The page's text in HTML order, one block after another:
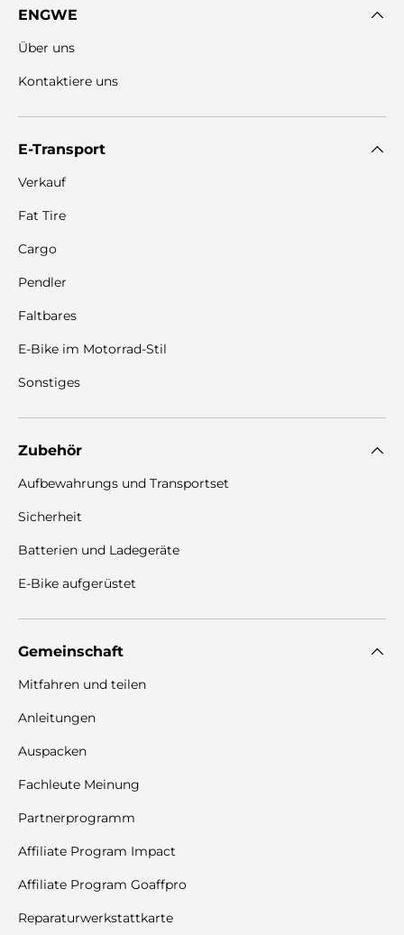
ENGWE
Über uns
Kontaktiere uns
E-Transport
Verkauf
Fat Tire
Cargo
Pendler
Faltbares
E-Bike im Motorrad-Stil
Sonstiges
Zubehör
Aufbewahrungs und Transportset
Sicherheit
Batterien und Ladegeräte
E-Bike aufgerüstet
Gemeinschaft
Mitfahren und teilen
Anleitungen
Auspacken
Fachleute Meinung
Partnerprogramm
Affiliate Program Impact
Affiliate Program Goaffpro
Reparaturwerkstattkarte